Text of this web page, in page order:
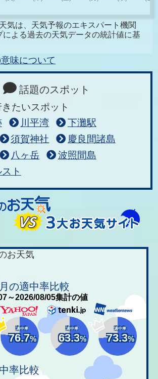
気は、天気予報のエキスパート機関
による過去の天気データの統計値に基
味について
話題のスポット
たいスポット
川平湾
下灘駅
須賀神社
慶良間諸島
八ヶ岳
波照間島
ト
お天気
の適中率比較
～2026/08/05集計の値
適中率
76.7%
適中率
63.3%
適中率
73.3%
率比較